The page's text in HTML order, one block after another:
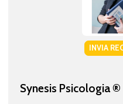
INVIA
Synesis Psicologia ®